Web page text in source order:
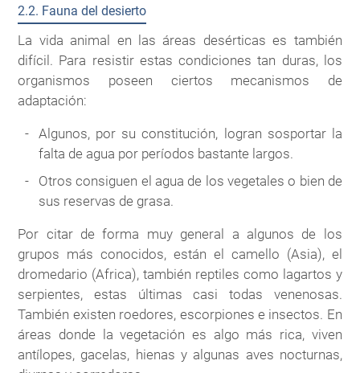
2.2. Fauna del desierto
La vida animal en las áreas desérticas es también
difícil. Para resistir estas condiciones tan duras, los
organismos poseen ciertos mecanismos de
adaptación:
Algunos, por su constitución, logran sosportar la
falta de agua por períodos bastante largos.
Otros consiguen el agua de los vegetales o bien de
sus reservas de grasa.
Por citar de forma muy general a algunos de los
grupos más conocidos, están el camello (Asia), el
dromedario (Africa), también reptiles como lagartos y
serpientes, estas últimas casi todas venenosas.
También existen roedores, escorpiones e insectos. En
áreas donde la vegetación es algo más rica, viven
antílopes, gacelas, hienas y algunas aves nocturnas,